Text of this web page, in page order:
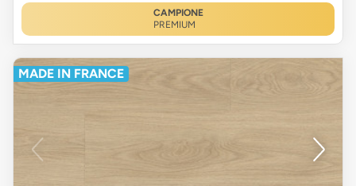
CAMPIONE
PREMIUM
MADE IN FRANCE